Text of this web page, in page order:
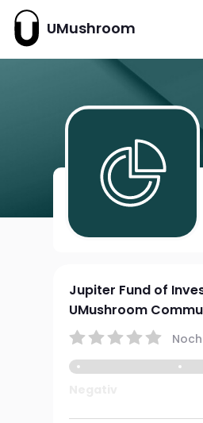
UMushroom
Jupiter Fund of
UMushroom